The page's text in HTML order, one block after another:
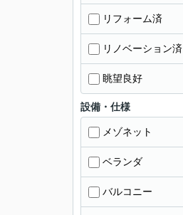
リフォーム済
リノベーション済
眺望良好
設備・仕様
メゾネット
ベランダ
バルコニー